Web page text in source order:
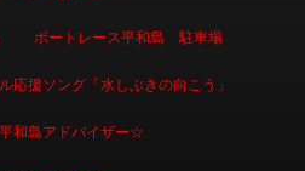
ボートレース平和島 駐車場
応援ソング「水しぶきの向こう」
和島アドバイザー☆